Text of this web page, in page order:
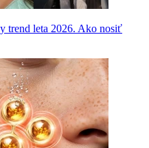
trend leta 2026. Ako nosiť